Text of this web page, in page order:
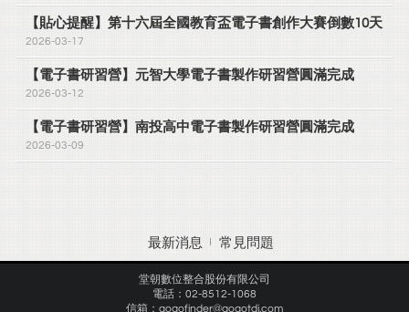
【貼心提醒】第十六屆全國教育盃電子書創作大賽倒數10天
2026-03-17
【電子書研習營】元智大學電子書製作研習營圓滿完成
2026-03-12
【電子書研習營】南投高中電子書製作研習營圓滿完成
2026-03-09
最新消息 常見問題
堂朝數位整合股份有限公司
電話：02-8512-1068
信箱：gogofinder@gogotdi.com